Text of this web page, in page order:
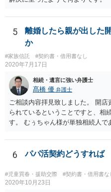
5
離婚したら親が出した
か
#家族信託 #契約書・借用書なし
2020年7月17日
相続・遺言に強い弁護士
髙橋 優 弁護士
ご相談内容拝見致しました。 開
られているということですと、相
す。 むぅちゃん様が単独相続人
相続人おられるということであれ
るところです。 また、当該点と
あると主張される可能性がござい
とを伺わせる事情をどれだけ積み
ろとなります。 返済の事実や、
6 パパ活契約どうすれば
#児童買春・援助交際 #契約書・借用書な
2020年10月23日